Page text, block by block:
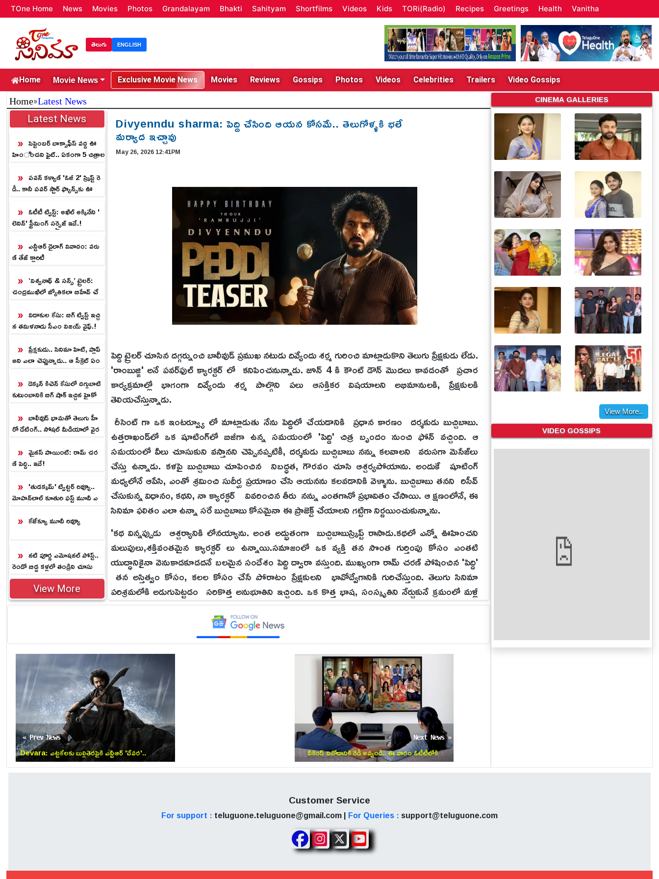
TOne Home News Movies Photos Grandalayam Bhakti Sahityam Shortfilms Videos Kids TORi(Radio) Recipes Greetings Health Vanitha
తెలుగు ENGLISH
Home Movie News Exclusive Movie News Movies Reviews Gossips Photos Videos Celebrities Trailers Video Gossips
Home»Latest News
Latest News
సెప్టెంబర్ బాక్సాఫీస్ వద్ద ఊ
హించని ఫైట్.. ఏకంగా 5 చిత్రాల
పవన్ కళ్యాణ్ 'ఓజీ 2' స్క్రిప్ట్ రె
డీ.. కానీ పవర్ స్టార్ ఫ్యాన్స్‌కు ఊ
ఓటీటీ ట్విస్ట్: అఖిల్ అక్కినేని '
లెనిన్' స్ట్రీమింగ్ సర్ప్రైజ్ ఇదే.!
ఎన్టీఆర్ డైలాగ్ వివాదం: వరు
ణ్ తేజ్ క్లారిటీ
‘విశ్వనాథ్ & సన్స్’ ట్రైలర్:
చంద్రముఖిలో జ్యోతికలా బిహేవ్ చే
విడాకుల కేసు: బిగ్ ట్విస్ట్ ఇచ్చి
న తమిళనాడు సీఎం విజయ్ వైఫ్.!
ప్రేక్షకుడు.. సినిమా హిట్, ప్లాప్
అని ఎలా చెప్తున్నాడు.. ఆ సీక్రెట్ ఏం
డెక్కన్ కిచెన్ కేసులో దగ్గుబాటి
కుటుంబానికి బిగ్ షాక్ ఇచ్చిన హైకో
బాలీవుడ్ భామతో తెలుగు హీ
రో డేటింగ్.. సోష‌ల్ మీడియాలో వైర‌
మైనస్ పాయింట్: రామ్ చర
ణ్ పెద్ది.. ఇదే!
'తుడక్కమ్' ట్విట్టర్ రివ్యూ..
మోహన్‌లాల్ కూతురి ఫస్ట్ మూవీ ఎ
కేజేక్యూ మూవీ రివ్యూ
నటి పూర్ణ ఎమోషనల్ పోస్ట్..
రెండో బిడ్డ కళ్లలో తండ్రిని చూసు
కుంటూ భావోద్వేగం.!
View More
Divyenndu sharma: పెద్ది చేసింది ఆయన కోసమే.. తెలుగోళ్ళకి భలే
మర్యాద ఇచ్చావు
May 26, 2026 12:41PM
పెద్ది ట్రైలర్ చూసిన దగ్గర్నుంచి బాలీవుడ్ ప్రముఖ నటుడు దివ్యేందు శర్మ గురించి మాట్లాడుకొని తెలుగు ప్రేక్షకుడు లేడు.
'రాంబుజ్జి' అనే పవర్‌ఫుల్ క్యారక్టర్ లో కనిపించనున్నాడు. జూన్ 4 కి కౌంట్ డౌన్ మొదలు కావడంతో ప్రచార
కార్యక్రమాల్లో భాగంగా దివ్యేందు శర్మ పాల్గొని పలు ఆసక్తికర విషయాలని అభిమానులకి, ప్రేక్షకులకి
తెలియచేస్తున్నాడు.
రీసెంట్ గా ఒక ఇంటర్వ్యూ లో మాట్లాడుతు నేను పెద్దిలో చేయడానికి ప్రధాన కారణం దర్శకుడు బుచ్చిబాబు.
ఉత్తరాఖండ్‌లో ఒక షూటింగ్‌లో బిజీగా ఉన్న సమయంలో 'పెద్ది' చిత్ర బృందం నుంచి ఫోన్ వచ్చింది. ఆ
సమయంలో వీలు చూసుకుని వస్తానని చెప్పినప్పటికీ, దర్శకుడు బుచ్చిబాబు నన్ను కలవాలని వరుసగా మెసేజ్‌లు
చేస్తు ఉన్నాడు. కళపై బుచ్చిబాబు చూపించిన నిబద్ధత, గౌరవం చూసి ఆశ్చర్యపోయాను. అందుకే షూటింగ్‌
మధ్యలోనే ఆపేసి, ఎంతో శ్రమించి సుదీర్ఘ ప్రయాణం చేసి ఆయనను కలవడానికి వెళ్ళాను. బుచ్చిబాబు తనని రిసీవ్
చేసుకున్న విధానం, కథని, నా క్యారక్టర్ వివరించిన తీరు నన్ను ఎంతగానో ప్రభావితం చేసాయి. ఆ క్షణంలోనే, ఈ
సినిమా ఫలితం ఎలా ఉన్నా సరే బుచ్చిబాబు కోసమైనా ఈ ప్రాజెక్ట్ చేయాలని గట్టిగా నిర్ణయించుకున్నాను.
'కథ విన్నప్పుడు ఆశ్చర్యానికి లోనయ్యాను. అంత అద్భుతంగా బుచ్చిబాబుస్క్రిప్ట్‌ రాసాడు.కథలో ఎన్నో ఊహించని
మలుపులు,శక్తివంతమైన క్యారక్టర్ లు ఉన్నాయి.సమాజంలో ఒక వ్యక్తి తన సొంత గుర్తింపు కోసం ఎంతటి
యుద్ధానికైనా వెనుకాడకూడదనే బలమైన సందేశం పెద్ది ద్వారా వస్తుంది. ముఖ్యంగా రామ్ చరణ్ పోషించిన 'పెద్ది'
తన అస్తిత్వం కోసం, కలల కోసం చేసే పోరాటం ప్రేక్షకులని భావోద్వేగానికి గురిచేస్తుంది. తెలుగు సినిమా
పరిశ్రమలోకి అడుగుపెట్టడం సరికొత్త అనుభూతిని ఇచ్చింది. ఒక కొత్త భాష, సంస్కృతిని నేర్చుకునే క్రమంలో మళ్లీ
సినిమా నిర్మాణ ప్రక్రియతో ప్రేమలో పడ్డాను. తెలుగులో పెద్ద పెద్ద డైలాగులు నేర్చుకుని సొంతంగా పలకడం అంత
సులువు కాలేదు. కానీ నా క్యారక్టర్ యొక్క రాజసం ఉట్టిపడేలా శ్వాస తీసుకోకుండా మాట్లాడే డైలాగ్ డెలివరీని ట్రై
చేశానని నవ్వుతూ చెప్పారు.
Also read:Rukmini vasanth: రుక్మిణి వసంత్ పిక్స్ మళ్ళీ వైరల్.. ఇంత అందంగా ఉందేంటి
బాలీవుడ్ లో 2007 లో క్యారక్టర్ ఆర్టిస్ట్ గా ఎంట్రీ ఇచ్చిన దివ్యేందు శర్మ ప్యార్ కా పంచనామా, చష్మే బద్దూర్,
టాయిలెట్ః ఏక్ ప్రేమ్ కథ చిత్రాలలో సహాయక పాత్రలు పోషించాడు. 2018 లో వచ్చిన మీర్జా పూర్ వెబ్ సిరీస్ తో
అయితే ఓవర్ నైట్ స్టార్ అయ్యాడు.
« Prev News
Devara: ఎట్టకేలకు బుల్లితెరపైకి ఎన్టీఆర్ 'దేవర'..
ఈటీవీతో భారీ డీల్ లాక్!
Next News »
వీకెండ్ వినోదానికి రెడీ అవ్వండి.. ఈ వారం ఓటీటీలోకి
రాబోతున్న సినిమాల లైన‌ప్ ఇదే!
CINEMA GALLERIES
View More..
VIDEO GOSSIPS
Customer Service
For support : teluguone.teluguone@gmail.com | For Queries : support@teluguone.com